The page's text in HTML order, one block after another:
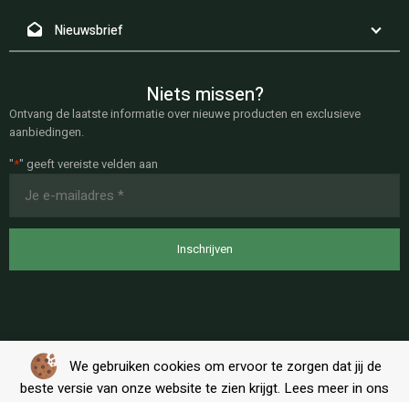
We gebruiken cookies om ervoor te zorgen dat jij de
beste versie van onze website te zien krijgt. Lees meer in ons
Nieuwsbrief
Niets missen?
Ontvang de laatste informatie over nieuwe producten en exclusieve
aanbiedingen.
"*" geeft vereiste velden aan
mailadres
*